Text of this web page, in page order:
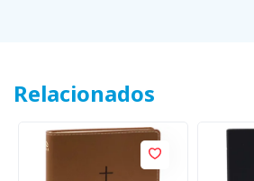
Relacionados